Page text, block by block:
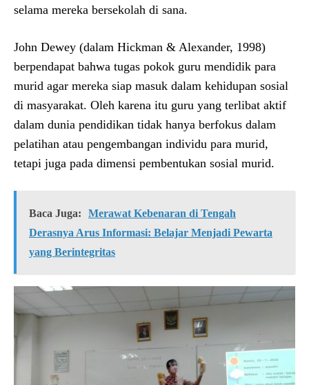
selama mereka bersekolah di sana.
John Dewey (dalam Hickman & Alexander, 1998)
berpendapat bahwa tugas pokok guru mendidik para
murid agar mereka siap masuk dalam kehidupan sosial
di masyarakat. Oleh karena itu guru yang terlibat aktif
dalam dunia pendidikan tidak hanya berfokus dalam
pelatihan atau pengembangan individu para murid,
tetapi juga pada dimensi pembentukan sosial murid.
Baca Juga:
Merawat Kebenaran di Tengah
Derasnya Arus Informasi: Belajar Menjadi Pewarta
yang Berintegritas